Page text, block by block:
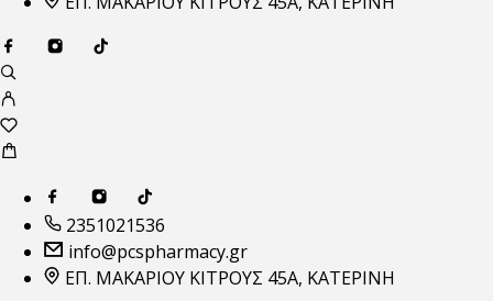
2351021536
info@pcspharmacy.gr
ΕΠ. ΜΑΚΑΡΙΟΥ ΚΙΤΡΟΥΣ 45Α, ΚΑΤΕΡΙΝΗ